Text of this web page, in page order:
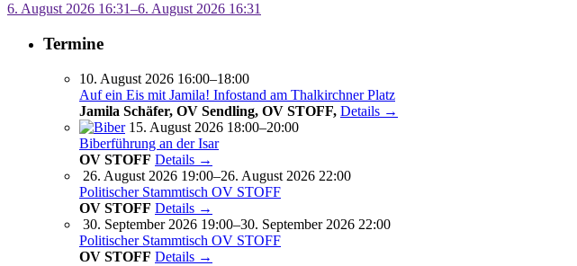
6. August 2026 16:31–6. August 2026 16:31
Termine
10. August 2026 16:00–18:00
Auf ein Eis mit Jamila! Infostand am Thalkirchner Platz
Jamila Schäfer, OV Sendling, OV STOFF, Details →
15. August 2026 18:00–20:00
Biberführung an der Isar
OV STOFF Details →
26. August 2026 19:00–26. August 2026 22:00
Politischer Stammtisch OV STOFF
OV STOFF Details →
30. September 2026 19:00–30. September 2026 22:00
Politischer Stammtisch OV STOFF
OV STOFF Details →